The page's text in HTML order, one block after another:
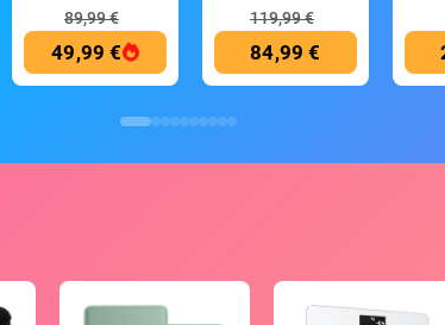
89,99 €
49,99 €
119,99 €
84,99 €